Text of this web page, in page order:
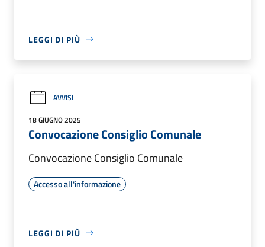
LEGGI DI PIÙ
AVVISI
18 GIUGNO 2025
Convocazione Consiglio Comunale
Convocazione Consiglio Comunale
Accesso all'informazione
LEGGI DI PIÙ